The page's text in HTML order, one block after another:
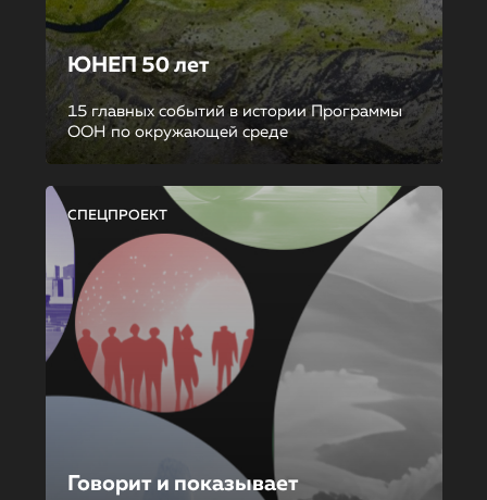
ЮНЕП 50 лет
15 главных событий в истории Программы
ООН по окружающей среде
СПЕЦПРОЕКТ
Говорит и показывает